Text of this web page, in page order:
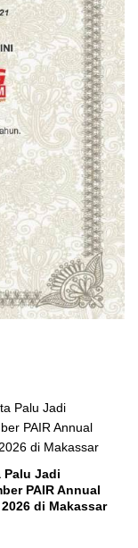
Palu Jadi
PAIR Annual
di Makassar